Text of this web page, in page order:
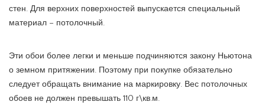
стен. Для верхних поверхностей выпускается специальный
материал – потолочный.
Эти обои более легки и меньше подчиняются закону Ньютона
о земном притяжении. Поэтому при покупке обязательно
следует обращать внимание на маркировку. Вес потолочных
обоев не должен превышать 110 г\кв.м.